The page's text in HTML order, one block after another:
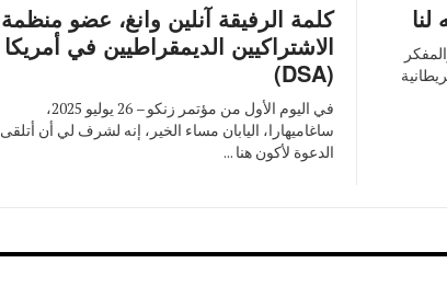
كلمة الرفيقة آنلين وانغ، عضو منظمة
الاشتراكيين الديمقراطيين في أمريكا
(DSA)
في اليوم الأول من مؤتمر زنكو – 26 يوليو 2025،
ساغاميهارا، اليابان مساء الخير، إنه لشرف لي أن أتلقى
الدعوة لأكون هنا ...